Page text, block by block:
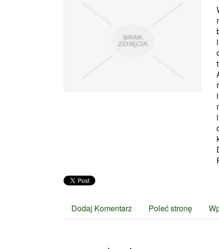
Dodaj Komentarz Poleć stronę